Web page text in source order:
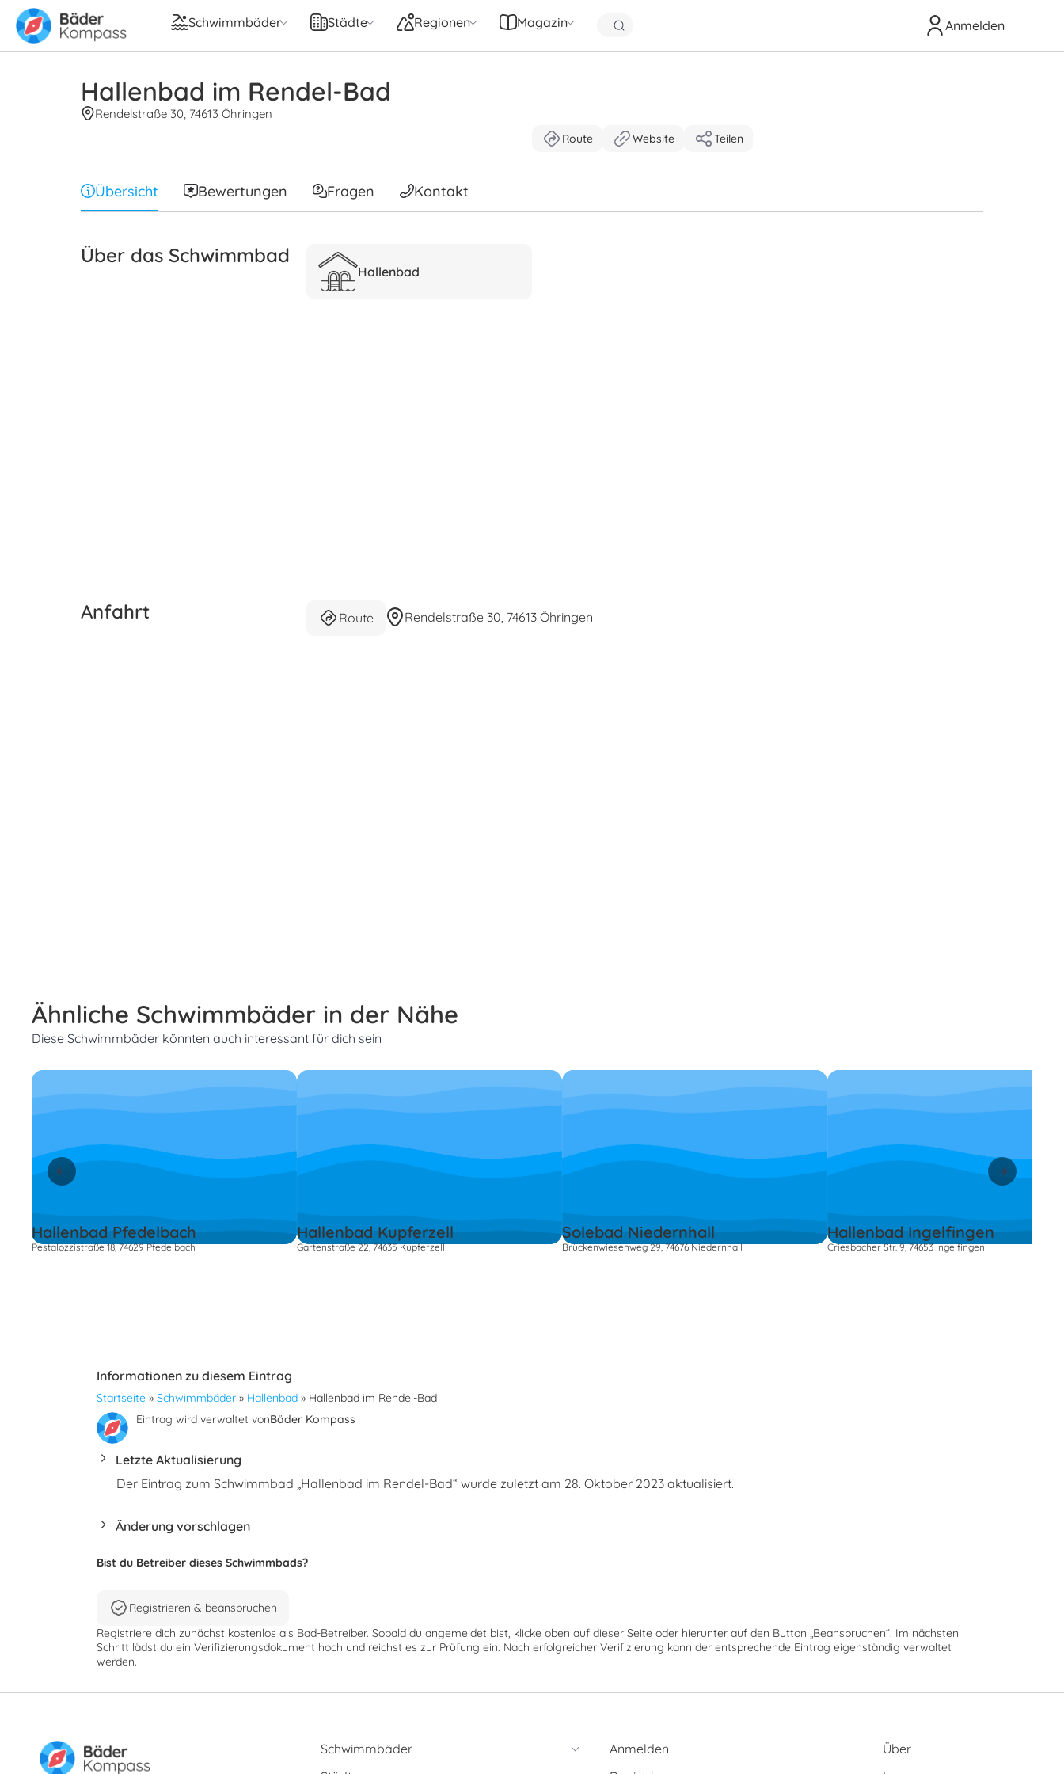
Schwimmbäder Städte Regionen Magazin Anmelden
Hallenbad im Rendel-Bad
Rendelstraße 30, 74613 Öhringen
Route Website Teilen
Übersicht Bewertungen Fragen Kontakt
Über das Schwimmbad
Hallenbad
Anfahrt Route Rendelstraße 30, 74613 Öhringen
Ähnliche Schwimmbäder in der Nähe
Diese Schwimmbäder könnten auch interessant für dich sein
Hallenbad Pfedelbach
Pestalozzistraße 18, 74629 Pfedelbach
Hallenbad Kupferzell
Gartenstraße 22, 74635 Kupferzell
Solebad Niedernhall
Brückenwiesenweg 29, 74676 Niedernhall
Hallenbad Ingelfingen
Criesbacher Str. 9, 74653 Ingelfingen
Informationen zu diesem Eintrag
Startseite » Schwimmbäder » Hallenbad » Hallenbad im Rendel-Bad
Eintrag wird verwaltet vonBäder Kompass
Letzte Aktualisierung
Der Eintrag zum Schwimmbad „Hallenbad im Rendel-Bad“ wurde zuletzt am 28. Oktober 2023 aktualisiert.
Änderung vorschlagen
Bist du Betreiber dieses Schwimmbads?
Registrieren & beanspruchen
Registriere dich zunächst kostenlos als Bad-Betreiber. Sobald du angemeldet bist, klicke oben auf dieser Seite oder hierunter auf den Button „Beanspruchen“. Im nächsten
Schritt lädst du ein Verifizierungsdokument hoch und reichst es zur Prüfung ein. Nach erfolgreicher Verifizierung kann der entsprechende Eintrag eigenständig verwaltet
werden.
Schwimmbäder
Anmelden
Über